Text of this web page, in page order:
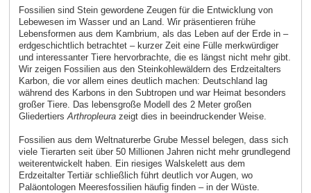
Fossilien sind Stein gewordene Zeugen für die Entwicklung von
Lebewesen im Wasser und an Land. Wir präsentieren frühe
Lebensformen aus dem Kambrium, als das Leben auf der Erde in –
erdgeschichtlich betrachtet – kurzer Zeit eine Fülle merkwürdiger
und interessanter Tiere hervorbrachte, die es längst nicht mehr gibt.
Wir zeigen Fossilien aus den Steinkohlewäldern des Erdzeitalters
Karbon, die vor allem eines deutlich machen: Deutschland lag
während des Karbons in den Subtropen und war Heimat besonders
großer Tiere. Das lebensgroße Modell des 2 Meter großen
Gliedertiers Arthropleurazeigt dies in beeindruckender Weise.
Fossilien aus dem Weltnaturerbe Grube Messel belegen, dass sich
viele Tierarten seit über 50 Millionen Jahren nicht mehr grundlegend
weiterentwickelt haben. Ein riesiges Walskelett aus dem
Erdzeitalter Tertiär schließlich führt deutlich vor Augen, wo
Paläontologen Meeresfossilien häufig finden – in der Wüste.